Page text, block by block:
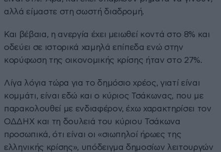
αλλά είμαστε στη σωστή διαδρομή.
Και βέβαια, η ανεργία έχει μειωθεί κοντά στο 8% και
οδεύει σε ιστορικά χαμηλά επίπεδα ενώ στην
κορύφωση της οικονομικής κρίσης ήταν στο 27%.
Λίγα λόγια τώρα για το δημόσιο χρέος, γιατί είναι
κομμάτι, είναι εδώ και ο κύριος Τσάκωνας, που με
παρακολουθεί με ενδιαφέρον, έχω χαρακτηρίσει τον
ΟΔΔΗΧ και τη δουλειά του κύριου Τσάκωνα
προσωπικά, ότι είναι οι «σιωπηλοί ήρωες της
ελληνικής κρίσης», υπόδειγμα δημοσίων λειτουργών